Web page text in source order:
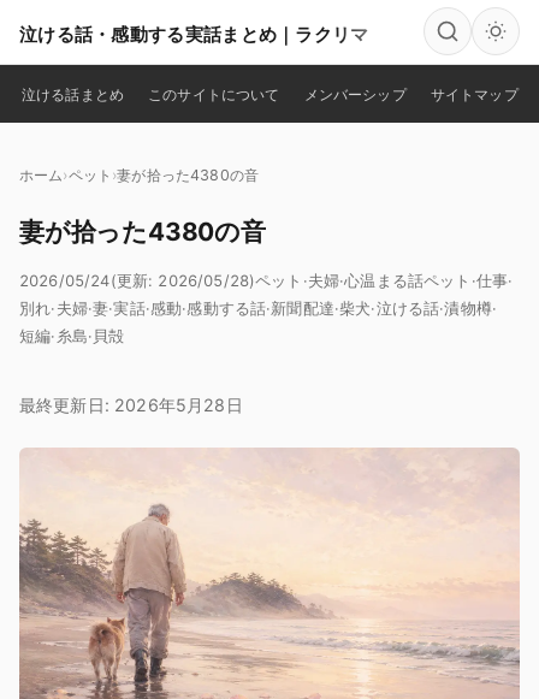
泣ける話・感動する実話まとめ｜ラクリマ
検索
泣ける話まとめ このサイトについて メンバーシップ サイトマップ
ホーム ペット 妻が拾った4380の音
妻が拾った4380の音
2026/05/24(更新: 2026/05/28)ペット ·夫婦·心温まる話ペット ·仕事·
別れ· 夫婦·妻·実話·感動·感動する話·新聞配達·柴犬·泣ける話·漬物樽·
短編· 糸島· 貝殻
最終更新日: 2026年5月28日